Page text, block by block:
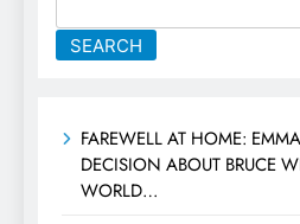
SEARCH
FAREWELL AT HOME:
DECISION ABOUT BRUCE
WORLD…